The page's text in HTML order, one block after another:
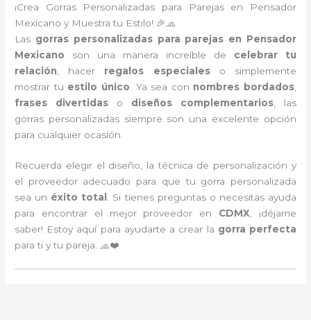
¡Crea Gorras Personalizadas para Parejas en Pensador
Mexicano y Muestra tu Estilo! 🎉🧢
Las gorras personalizadas para parejas en Pensador
Mexicano son una manera increíble de celebrar tu
relación , hacer regalos especialeso simplemente
mostrar tu estilo único . Ya sea con nombres bordados,
frases divertidas o diseños complementarios, las
gorras personalizadas siempre son una excelente opción
para cualquier ocasión.
Recuerda elegir el diseño, la técnica de personalización y
el proveedor adecuado para que tu gorra personalizada
sea un éxito total . Si tienes preguntas o necesitas ayuda
para encontrar el mejor proveedor en CDMX, ¡déjame
saber! Estoy aquí para ayudarte a crear la gorra perfecta
para ti y tu pareja. 🧢❤️